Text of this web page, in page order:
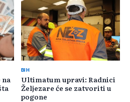
BIH
Ultimatum upravi: Radnici
Željezare će se zatvoriti u
pogone